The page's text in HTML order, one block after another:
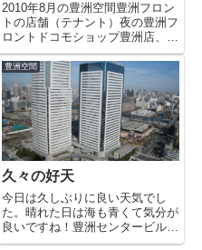
2010年8月の豊洲空間豊洲フロン
トの店舗（テナント）夜の豊洲フ
ロントドコモショップ豊洲店、豊
洲フロントに移転豊洲フロントビ
ル第23回東京湾大華火祭in豊洲
（3）第23回東京湾大華火祭in豊
洲（2）第23回東京湾大華火祭in
豊洲（1）豊洲で...
豊洲空間
久々の好天
今日は久しぶりに良い天気でし
た。晴れた日は海も青くて気分が
良いですね！豊洲センタービルも
空に映えます。↑中央はスターコ